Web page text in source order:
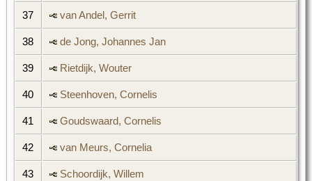
37 van Andel, Gerrit
38 de Jong, Johannes Jan
39 Rietdijk, Wouter
40 Steenhoven, Cornelis
41 Goudswaard, Cornelis
42 van Meurs, Cornelia
43 Schoordijk, Willem